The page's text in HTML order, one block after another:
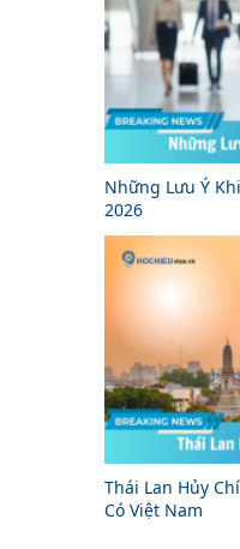
Những Lưu Ý
2026
Thái Lan Hủy
Có Việt Nam